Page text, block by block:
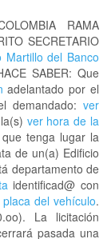
RAMA
SECRETARIO
del Banco
SABER: Que
adelantado por el
demandado: ver
ver hora de la
tenga lugar la
de un(a) Edificio
departamento de
identificad@ con
del vehículo.
La licitación
pasada una